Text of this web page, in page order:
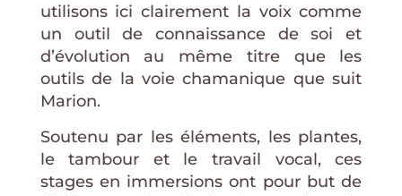
utilisons ici clairement la voix comme
un outil de connaissance de soi et
d’évolution au même titre que les
outils de la voie chamanique que suit
Marion.
Soutenu par les éléments, les plantes,
le tambour et le travail vocal, ces
stages en immersions ont pour but de